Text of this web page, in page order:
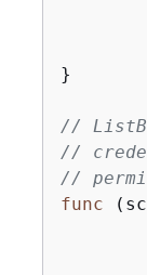
}
//
//
//
func